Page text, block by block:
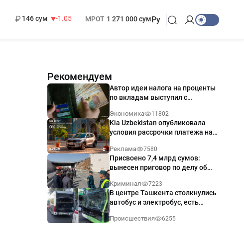
146 сум
-1.05
МРОТ 1 271 000 сумРу
Рекомендуем
Автор идеи налога на проценты
по вкладам выступил с
Экономика 11802
Kia Uzbekistan опубликовала
условия рассрочки платежа на
годовых
Реклама 7580
Присвоено 7,4 млрд сумов:
вынесен приговор по делу об
Ташкенте
Криминал 7223
В центре Ташкента столкнулись
автобус и электробус, есть
Происшествия 6255